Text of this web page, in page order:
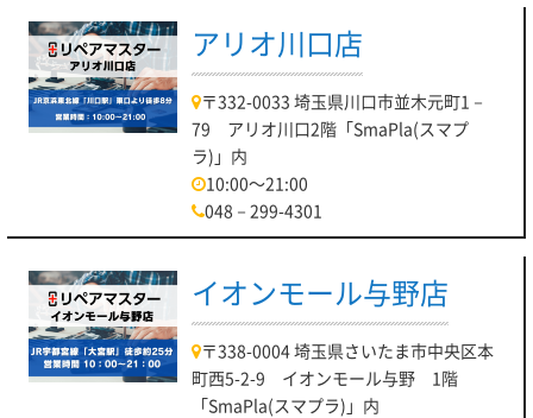
アリオ川口店
〒332-0033 埼玉県川口市並木元町1－
79 アリオ川口2階「SmaPla(スマプ
ラ)」内
10:00～21:00
048－299-4301
イオンモール与野店
〒338-0004 埼玉県さいたま市中央区本
町西5-2-9 イオンモール与野 1階
「SmaPla(スマプラ)」内